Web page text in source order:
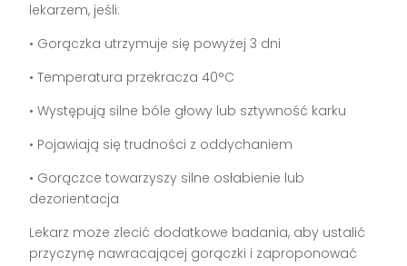
lekarzem, jeśli:
• Gorączka utrzymuje się powyżej 3 dni
• Temperatura przekracza 40°C
• Występują silne bóle głowy lub sztywność karku
• Pojawiają się trudności z oddychaniem
• Gorączce towarzyszy silne osłabienie lub
dezorientacja
Lekarz może zlecić dodatkowe badania, aby ustalić
przyczynę nawracającej gorączki i zaproponować